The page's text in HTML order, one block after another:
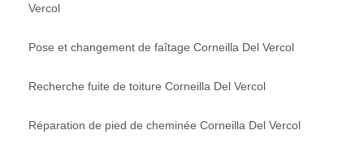
Vercol
Pose et changement de faîtage Corneilla Del Vercol
Recherche fuite de toiture Corneilla Del Vercol
Réparation de pied de cheminée Corneilla Del Vercol